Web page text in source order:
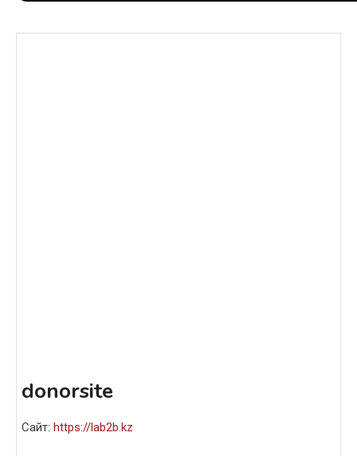
donorsite
Сайт: https://lab2b.kz